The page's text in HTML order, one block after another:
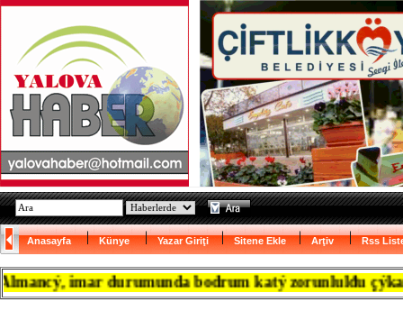
Anasayfa Künye Yazar Giriţi Sitene Ekle Arţiv Rss
imar durumunda bodrum katý zorunlulđu